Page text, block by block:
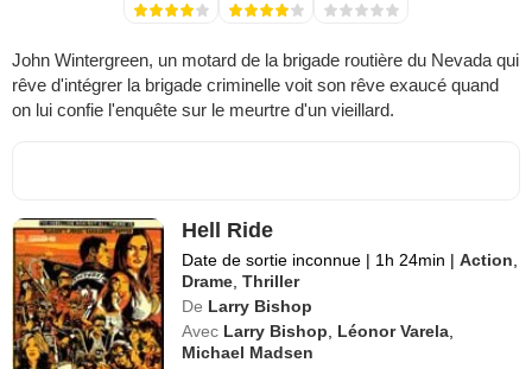
John Wintergreen, un motard de la brigade routière du Nevada qui
rêve d'intégrer la brigade criminelle voit son rêve exaucé quand
on lui confie l'enquête sur le meurtre d'un vieillard.
Hell Ride
Date de sortie inconnue | 1h 24min | Action
Drame ,Thriller
De Larry Bishop
Avec Larry Bishop Léonor Varela
Michael Madsen